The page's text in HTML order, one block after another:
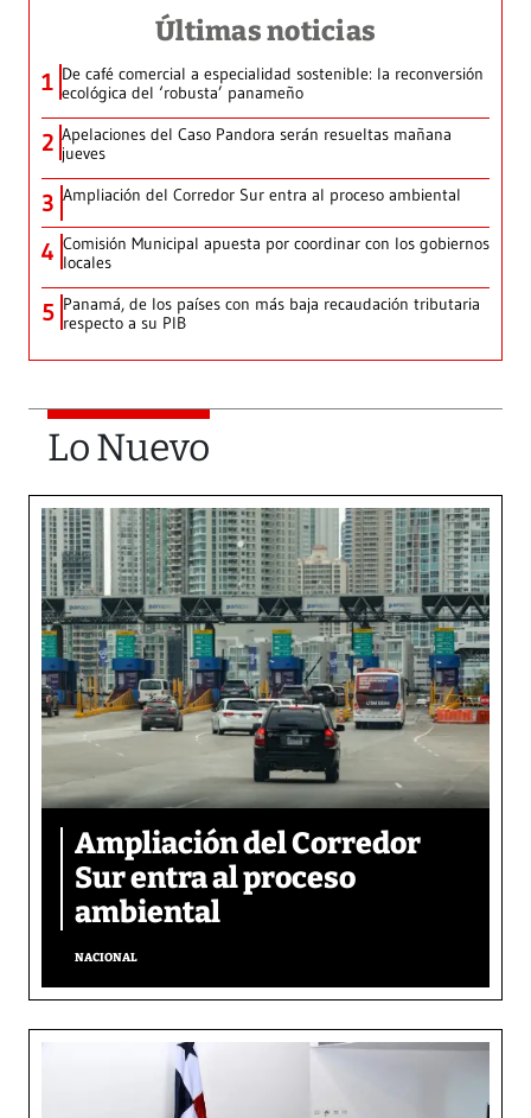
Últimas noticias
1 De café comercial a especialidad sostenible: la reconversión
ecológica del ‘robusta’ panameño
2 Apelaciones del Caso Pandora serán resueltas mañana
jueves
3 Ampliación del Corredor Sur entra al proceso ambiental
4 Comisión Municipal apuesta por coordinar con los gobiernos
locales
5 Panamá, de los países con más baja recaudación tributaria
respecto a su PIB
Lo Nuevo
Ampliación del Corredor
Sur entra al proceso
ambiental
NACIONAL